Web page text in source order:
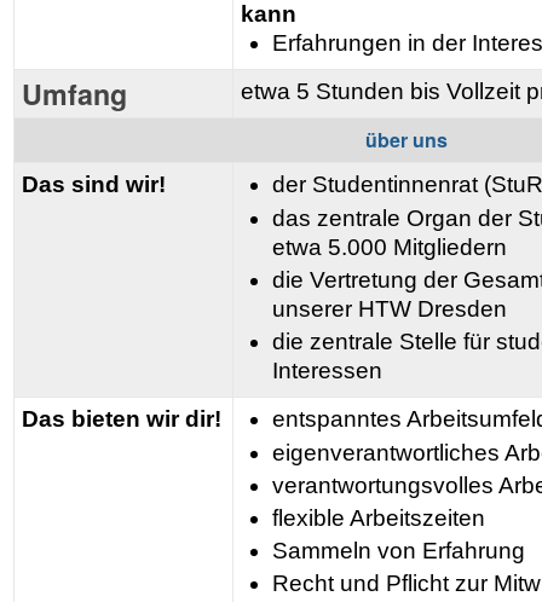
kann
Erfahrungen in der
Umfang etwa 5 Stunden bis Vollzeit
über uns
Das sind wir!
der Studentinnenrat
das zentrale Organ der
etwa 5.000 Mitgliedern
die Vertretung der
unserer HTW Dresden
die zentrale Stelle für
Interessen
Das bieten wir dir!
entspanntes
eigenverantwortliches
verantwortungsvolles
flexible Arbeitszeiten
Sammeln von Erfahrung
Recht und Pflicht zur